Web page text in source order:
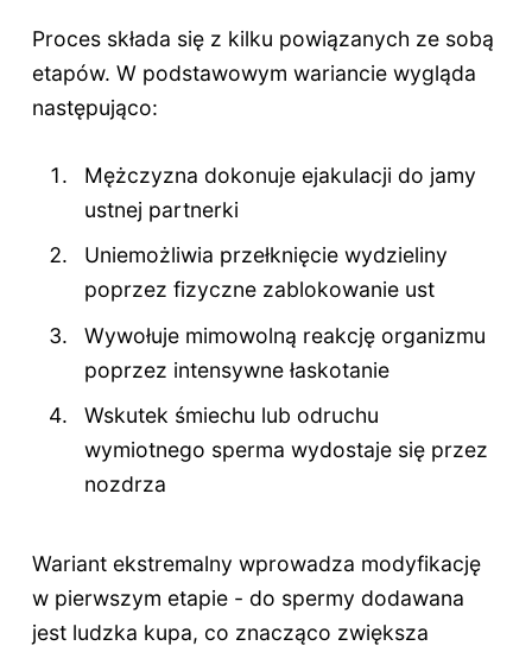
Proces składa się z kilku powiązanych ze sobą
etapów. W podstawowym wariancie wygląda
następująco:
Mężczyzna dokonuje ejakulacji do jamy
ustnej partnerki
Uniemożliwia przełknięcie wydzieliny
poprzez fizyczne zablokowanie ust
Wywołuje mimowolną reakcję organizmu
poprzez intensywne łaskotanie
Wskutek śmiechu lub odruchu
wymiotnego sperma wydostaje się przez
nozdrza
Wariant ekstremalny wprowadza modyfikację
w pierwszym etapie - do spermy dodawana
jest ludzka kupa, co znacząco zwiększa